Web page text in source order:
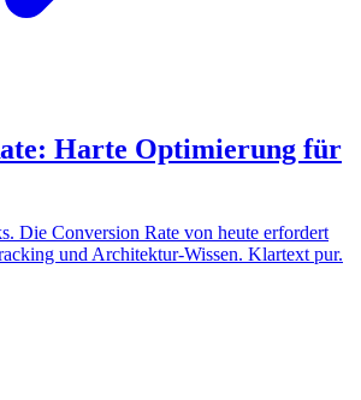
Harte Optimierung für
Die Conversion Rate von heute erfordert
und Architektur-Wissen. Klartext pur.